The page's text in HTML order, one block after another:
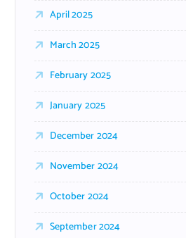
April 2025
March 2025
February 2025
January 2025
December 2024
November 2024
October 2024
September 2024